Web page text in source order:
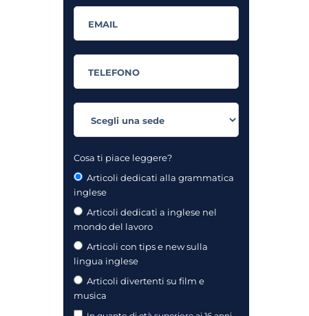
Cosa ti piace leggere?
Articoli dedicati alla grammatica
inglese
Articoli dedicati a inglese nel
mondo del lavoro
Articoli con tips e new sulla
lingua inglese
Articoli divertenti su film e
musica